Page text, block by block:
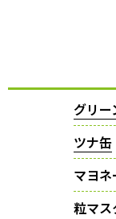
グリ
ツナ缶
マヨネ
粒マス